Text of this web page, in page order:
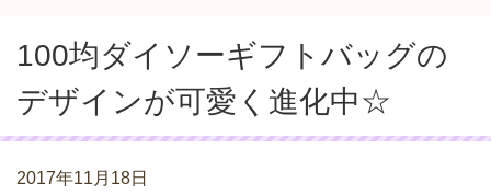
100均ダイソーギフトバッグの
デザインが可愛く進化中☆
2017年11月18日